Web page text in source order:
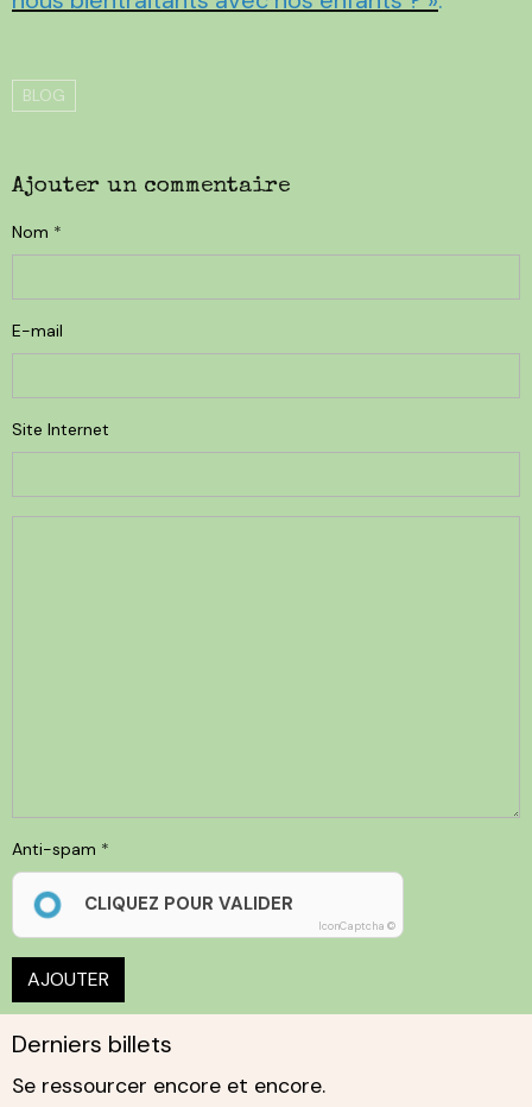
BLOG
Ajouter un commentaire
Nom
E-mail
Site Internet
Anti-spam
CLIQUEZ POUR VALIDER
IconCaptcha ©
AJOUTER
Derniers billets
Se ressourcer encore et encore.